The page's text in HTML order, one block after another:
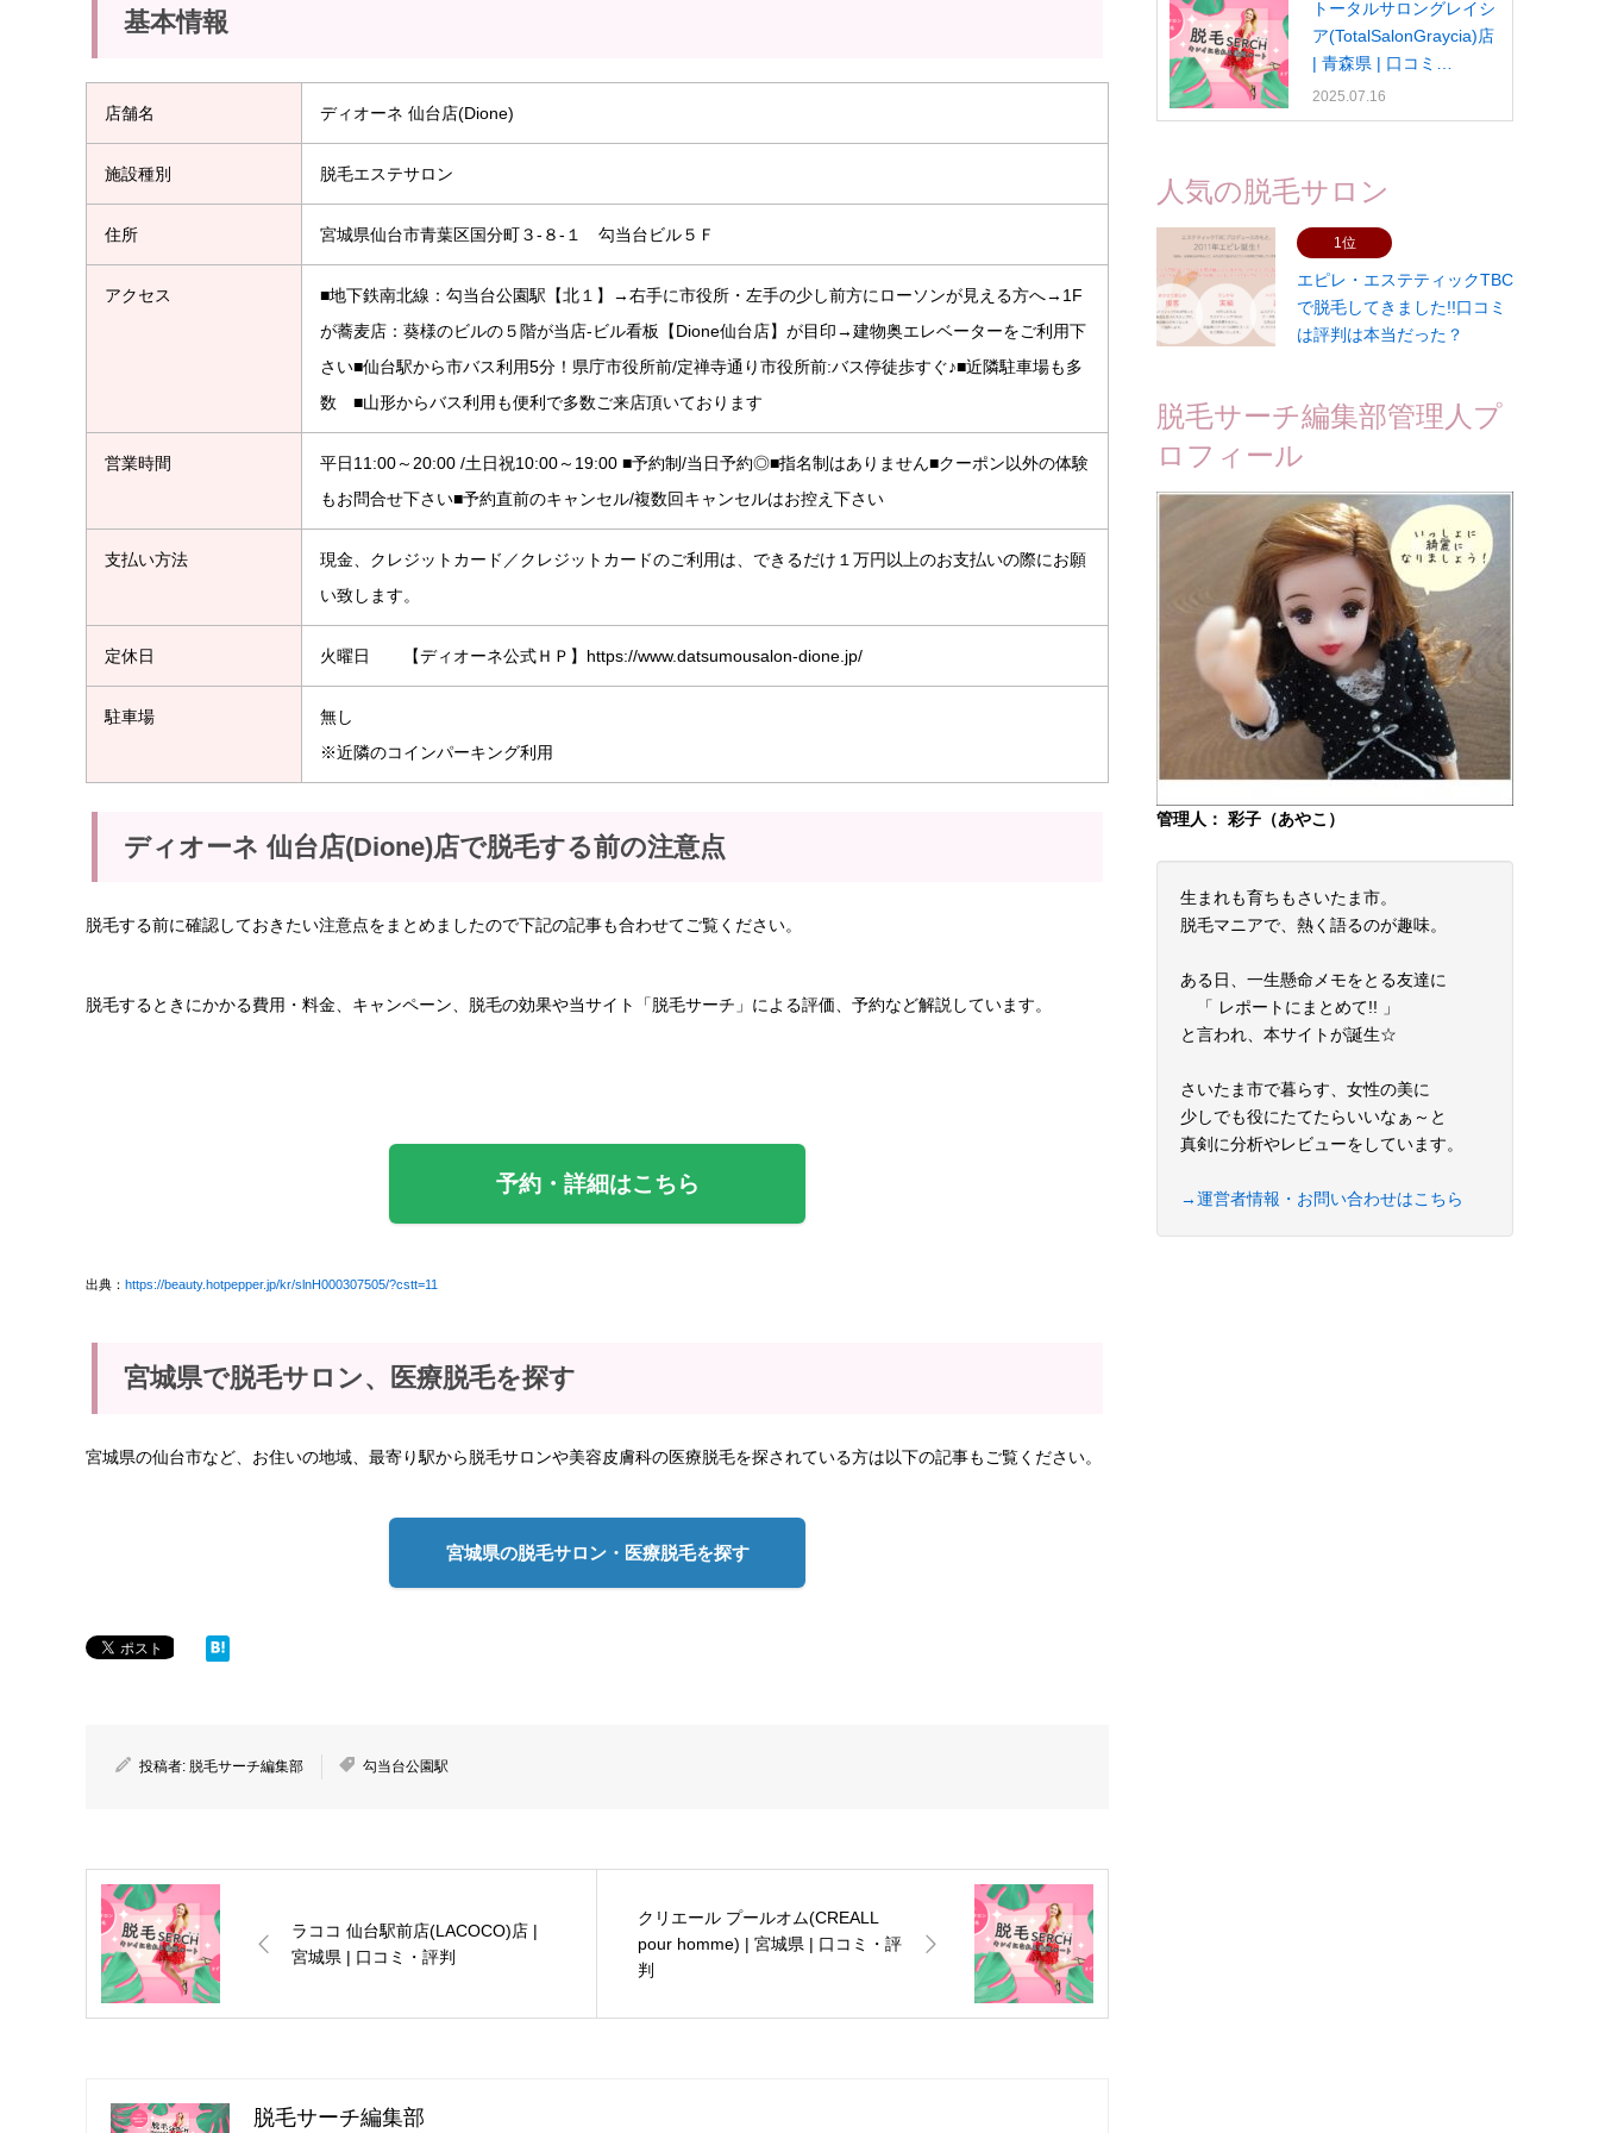
基本情報
店舗名 ディオーネ 仙台店(Dione)
施設種別 脱毛エステサロン
住所 宮城県仙台市青葉区国分町３-８-１ 勾当台ビル５Ｆ
アクセス
■地下鉄南北線：勾当台公園駅【北１】→右手に市役所・左手の少し前方にローソンが見える方へ→1F
が蕎麦店：葵様のビルの５階が当店-ビル看板【Dione仙台店】が目印→建物奥エレベーターをご利用下
さい■仙台駅から市バス利用5分！県庁市役所前/定禅寺通り市役所前:バス停徒歩すぐ♪■近隣駐車場も多
数 ■山形からバス利用も便利で多数ご来店頂いております
営業時間
平日11:00～20:00 /土日祝10:00～19:00 ■予約制/当日予約◎■指名制はありません■クーポン以外の体験
もお問合せ下さい■予約直前のキャンセル/複数回キャンセルはお控え下さい
支払い方法
現金、クレジットカード／クレジットカードのご利用は、できるだけ１万円以上のお支払いの際にお願
い致します。
定休日 火曜日 【ディオーネ公式ＨＰ】https://www.datsumousalon-dione.jp/
駐車場
無し
※近隣のコインパーキング利用
ディオーネ 仙台店(Dione)店で脱毛する前の注意点
脱毛する前に確認しておきたい注意点をまとめましたので下記の記事も合わせてご覧ください。
脱毛するときにかかる費用・料金、キャンペーン、脱毛の効果や当サイト「脱毛サーチ」による評価、予約など解説しています。
予約・詳細はこちら
出典： https://beauty.hotpepper.jp/kr/slnH000307505/?cstt=11
宮城県で脱毛サロン、医療脱毛を探す
宮城県の仙台市など、お住いの地域、最寄り駅から脱毛サロンや美容皮膚科の医療脱毛を探されている方は以下の記事もご覧ください。
宮城県の脱毛サロン・医療脱毛を探す
投稿者: 脱毛サーチ編集部 勾当台公園駅
ラココ 仙台駅前店(LACOCO)店 |
宮城県 | 口コミ・評判
クリエール プールオム(CREALL
pour homme) | 宮城県 | 口コミ・評
判
脱毛サーチ編集部
トータルサロングレイシ
ア(TotalSalonGraycia)店
| 青森県 | 口コミ…
2025.07.16
人気の脱毛サロン
1位
エピレ・エステティックTBC
で脱毛してきました!!口コミ
は評判は本当だった？
脱毛サーチ編集部管理人プ
ロフィール
管理人： 彩子（あやこ）
生まれも育ちもさいたま市。
脱毛マニアで、熱く語るのが趣味。
ある日、一生懸命メモをとる友達に
「 レポートにまとめて!! 」
と言われ、本サイトが誕生☆
さいたま市で暮らす、女性の美に
少しでも役にたてたらいいなぁ～と
真剣に分析やレビューをしています。
→運営者情報・お問い合わせはこちら